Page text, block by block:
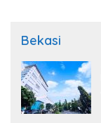
Bekasi